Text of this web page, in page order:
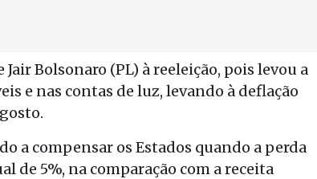
Bolsonaro (PL) à reeleição, pois levou a
e nas contas de luz, levando à deflação
a compensar os Estados quando a perda
de 5%, na comparação com a receita